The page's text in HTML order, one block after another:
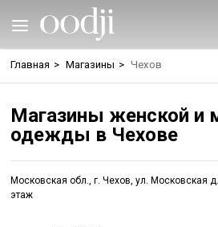
Главная > Магазины > Чехов
Магазины женской и
одежды в Чехове
Московская обл., г. Чехов, ул. Московская
этаж